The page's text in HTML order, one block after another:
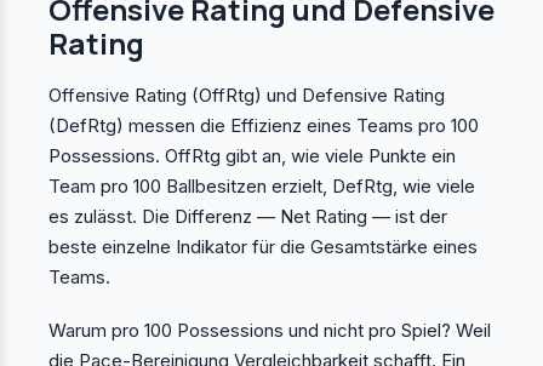
Offensive Rating und Defensive
Rating
Offensive Rating (OffRtg) und Defensive Rating
(DefRtg) messen die Effizienz eines Teams pro 100
Possessions. OffRtg gibt an, wie viele Punkte ein
Team pro 100 Ballbesitzen erzielt, DefRtg, wie viele
es zulässt. Die Differenz — Net Rating — ist der
beste einzelne Indikator für die Gesamtstärke eines
Teams.
Warum pro 100 Possessions und nicht pro Spiel? Weil
die Pace-Bereinigung Vergleichbarkeit schafft. Ein